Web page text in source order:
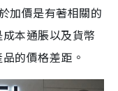
加價是有著相關的
本通脹以及貨幣
的價格差距。